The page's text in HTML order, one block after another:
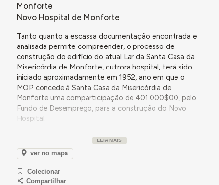
Monforte
Novo Hospital de Monforte
Tanto quanto a escassa documentação encontrada e
analisada permite compreender, o processo de
construção do edifício do atual Lar da Santa Casa da
Misericórdia de Monforte, outrora hospital, terá sido
iniciado aproximadamente em 1952, ano em que o
MOP concede à Santa Casa da Misericórdia de
Monforte uma comparticipação de 401.000$00, pelo
Fundo de Desemprego, para a construção do Novo
Hospital.
LEIA MAIS
ver no mapa
Colecionar
Compartilhar